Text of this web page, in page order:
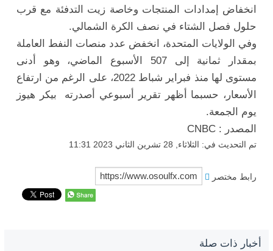
انخفاض إمدادات المنتجات وخاصة زيت التدفئة مع قرب
حلول فصل الشتاء في نصف الكرة الشمالي.
وفي الولايات المتحدة، انخفض عدد منصات النفط العاملة
بمقدار ثمانية إلى 507 الأسبوع الماضي، وهو أدنى
مستوى لها منذ فبراير شباط 2022، على الرغم من ارتفاع
الأسعار، حسبما أظهر تقرير أسبوعي أصدرته بيكر هيوز
يوم الجمعة.
المصدر : CNBC
تم التحديث في: الثلاثاء, 28 تشرين الثاني 2023 11:31
رابط مختصر
أخبار ذات صلة